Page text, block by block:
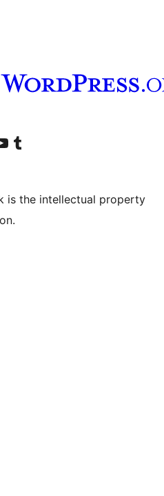
LinkedIn
account
nuestro canal de YouTube
Visit our Tumblr account
is the intellectual property